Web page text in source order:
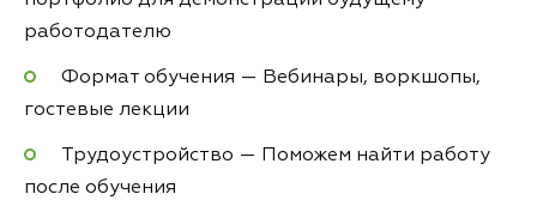
работодателю
Формат обучения — Вебинары, воркшопы,
гостевые лекции
Трудоустройство — Поможем найти работу
после обучения